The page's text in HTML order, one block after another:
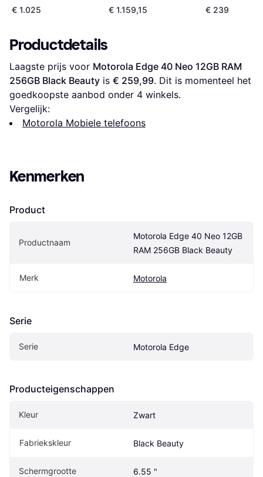
Smartphone
€ 1.025
€ 1.159,15
€ 239
Productdetails
Laagste prijs voor Motorola Edge 40 Neo 12GB RAM
256GB Black Beauty is € 259,99. Dit is momenteel het
goedkoopste aanbod onder 4 winkels.
Vergelijk:
Motorola Mobiele telefoons
Kenmerken
Product
Productnaam
Motorola Edge 40 Neo 12GB
RAM 256GB Black Beauty
Merk Motorola
Serie
Serie Motorola Edge
Producteigenschappen
Kleur Zwart
Fabriekskleur Black Beauty
Schermgrootte 6.55 "